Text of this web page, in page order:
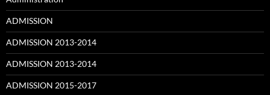
ADMISSION
ADMISSION 2013-2014
ADMISSION 2013-2014
ADMISSION 2015-2017